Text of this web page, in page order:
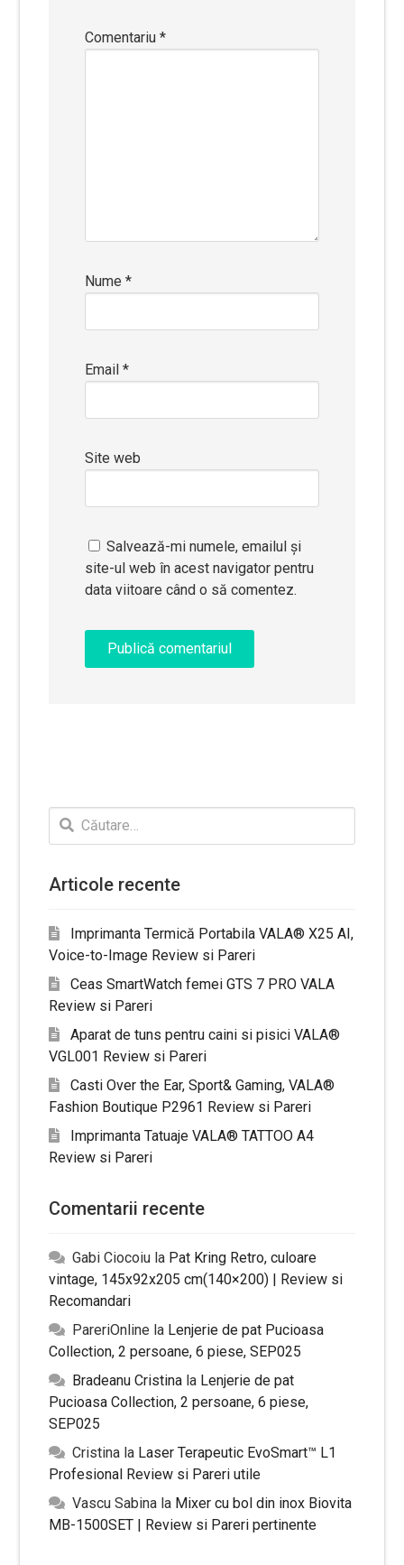
Comentariu*
Nume*
Email*
Site web
Salvează-mi numele, emailul și
site-ul web în acest navigator pentru
data viitoare când o să comentez.
Caută
după:
Articole recente
Imprimanta Termică Portabila VALA® X25 AI,
Voice-to-Image Review si Pareri
Ceas SmartWatch femei GTS 7 PRO VALA
Review si Pareri
Aparat de tuns pentru caini si pisici VALA®
VGL001 Review si Pareri
Casti Over the Ear, Sport& Gaming, VALA®
Fashion Boutique P2961 Review si Pareri
Imprimanta Tatuaje VALA® TATTOO A4
Review si Pareri
Comentarii recente
Gabi Ciocoiu la Pat Kring Retro, culoare
vintage, 145x92x205 cm(140×200) | Review si
Recomandari
PareriOnline la Lenjerie de pat Pucioasa
Collection, 2 persoane, 6 piese, SEP025
Bradeanu Cristina la Lenjerie de pat
Pucioasa Collection, 2 persoane, 6 piese,
SEP025
Cristina la Laser Terapeutic EvoSmart™ L1
Profesional Review si Pareri utile
Vascu Sabina la Mixer cu bol din inox Biovita
MB-1500SET | Review si Pareri pertinente